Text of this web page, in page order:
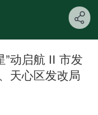
”动启航 II 市发
天心区发改局